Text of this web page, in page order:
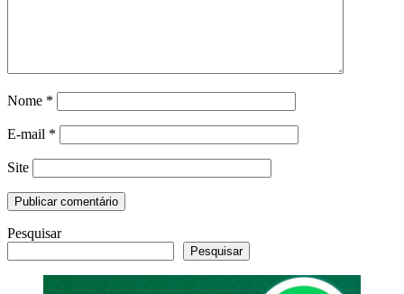
Nome *
E-mail *
Site
Pesquisar
Pesquisar